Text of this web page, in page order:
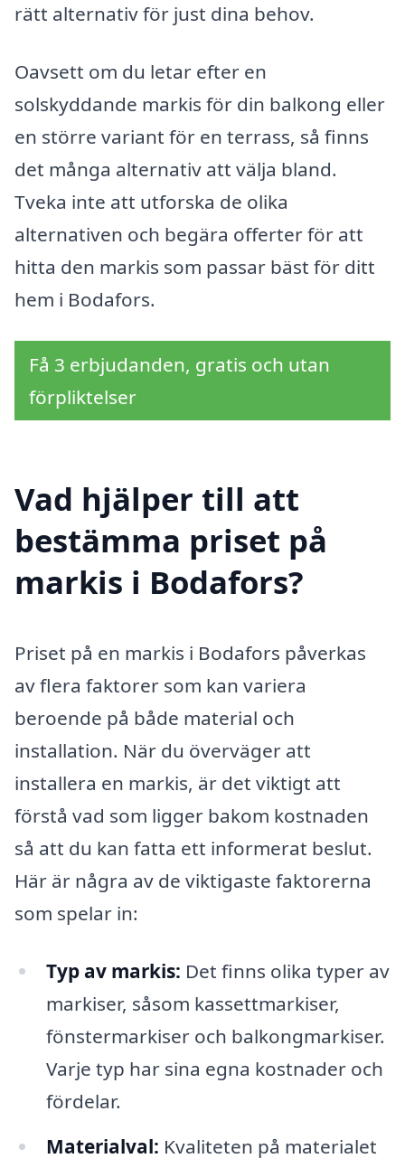
rätt alternativ för just dina behov.
Oavsett om du letar efter en
solskyddande markis för din balkong eller
en större variant för en terrass, så finns
det många alternativ att välja bland.
Tveka inte att utforska de olika
alternativen och begära offerter för att
hitta den markis som passar bäst för ditt
hem i Bodafors.
Få 3 erbjudanden, gratis och utan
förpliktelser
Vad hjälper till att
bestämma priset på
markis i Bodafors?
Priset på en markis i Bodafors påverkas
av flera faktorer som kan variera
beroende på både material och
installation. När du överväger att
installera en markis, är det viktigt att
förstå vad som ligger bakom kostnaden
så att du kan fatta ett informerat beslut.
Här är några av de viktigaste faktorerna
som spelar in:
Typ av markis: Det finns olika typer av
markiser, såsom kassettmarkiser,
fönstermarkiser och balkongmarkiser.
Varje typ har sina egna kostnader och
fördelar.
Materialval: Kvaliteten på materialet